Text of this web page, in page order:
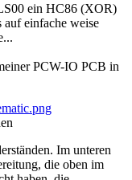
ein HC86 (XOR)
auf einfache weise
PCW-IO PCB in
Im unteren
die oben im